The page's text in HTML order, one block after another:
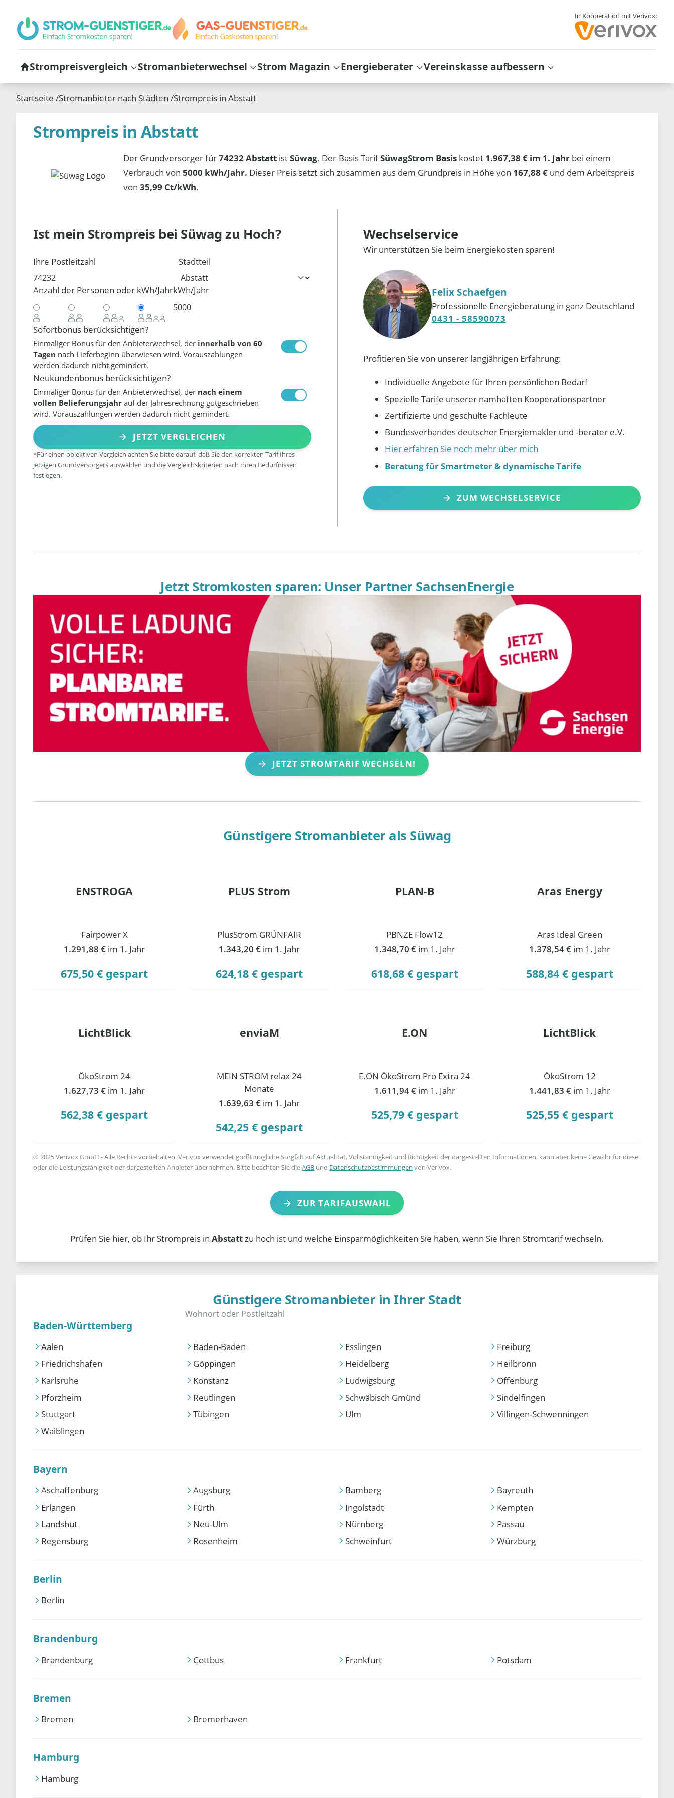
In Kooperation mit Verivox:
Strompreisvergleich Stromanbieterwechsel Strom Magazin Energieberater Vereinskasse aufbessern
Startseite /Stromanbieter nach Städten /Strompreis in Abstatt
Strompreis in Abstatt
Der Grundversorger für74232 Abstatt istSüwag. Der Basis TarifSüwagStrom Basis kostet 1.967,38 € im 1. Jahr bei einem
Verbrauch von5000 kWh/Jahr. Dieser Preis setzt sich zusammen aus dem Grundpreis in Höhe von 167,88 € und dem Arbeitspreis
von35,99 Ct/kWh.
Ist mein Strompreis bei Süwagzu Hoch?
Ihre Postleitzahl Stadtteil
Anzahl der Personen oder kWh/JahrkWh/Jahr
Sofortbonus berücksichtigen?
Einmaliger Bonus für den Anbieterwechsel, der innerhalb von 60
Tagen nach Lieferbeginn überwiesen wird. Vorauszahlungen
werden dadurch nicht gemindert.
Neukundenbonus berücksichtigen?
Einmaliger Bonus für den Anbieterwechsel, der nach einem
vollen Belieferungsjahr auf der Jahresrechnung gutgeschrieben
wird. Vorauszahlungen werden dadurch nicht gemindert.
JETZT VERGLEICHEN
*Für einen objektiven Vergleich achten Sie bitte darauf, daß Sie den korrekten Tarif Ihres
jetzigen Grundversorgers auswählen und die Vergleichskriterien nach Ihren Bedürfnissen
festlegen.
Wechselservice
Wir unterstützen Sie beim Energiekosten sparen!
Felix Schaefgen
Professionelle Energieberatung in ganz Deutschland
0431 - 58590073
Profitieren Sie von unserer langjährigen Erfahrung:
Individuelle Angebote für Ihren persönlichen Bedarf
Spezielle Tarife unserer namhaften Kooperationspartner
Zertifizierte und geschulte Fachleute
Bundesverbandes deutscher Energiemakler und -berater e.V.
Hier erfahren Sie noch mehr über mich
Beratung für Smartmeter & dynamische Tarife
ZUM WECHSELSERVICE
Jetzt Stromkosten sparen: Unser Partner SachsenEnergie
JETZT STROMTARIF WECHSELN!
Günstigere Stromanbieter als Süwag
ENSTROGA
Fairpower X
1.291,88 € im 1. Jahr
675,50 € gespart
PLUS Strom
PlusStrom GRÜNFAIR
1.343,20 € im 1. Jahr
624,18 € gespart
PLAN-B
PBNZE Flow12
1.348,70 € im 1. Jahr
618,68 € gespart
Aras Energy
Aras Ideal Green
1.378,54 € im 1. Jahr
588,84 € gespart
LichtBlick
ÖkoStrom 24
1.627,73 € im 1. Jahr
562,38 € gespart
enviaM
MEIN STROM relax 24
Monate
1.639,63 € im 1. Jahr
542,25 € gespart
E.ON
E.ON ÖkoStrom Pro Extra 24
1.611,94 € im 1. Jahr
525,79 € gespart
LichtBlick
ÖkoStrom 12
1.441,83 € im 1. Jahr
525,55 € gespart
© 2025 Verivox GmbH - Alle Rechte vorbehalten. Verivox verwendet größtmögliche Sorgfalt auf Aktualität, Vollständigkeit und Richtigkeit der dargestellten Informationen, kann aber keine Gewähr für diese
oder die Leistungsfähigkeit der dargestellten Anbieter übernehmen. Bitte beachten Sie dieAGB und Datenschutzbestimmungen von Verivox.
ZUR TARIFAUSWAHL
Prüfen Sie hier, ob Ihr Strompreis in Abstattzu hoch ist und welche Einsparmöglichkeiten Sie haben, wenn Sie Ihren Stromtarif wechseln.
Günstigere Stromanbieter in Ihrer Stadt
Baden-Württemberg
Aalen Baden-Baden Esslingen
Freiburg
Friedrichshafen
Göppingen Heidelberg
Heilbronn
Karlsruhe
Konstanz Ludwigsburg
Offenburg
Pforzheim
Reutlingen Schwäbisch Gmünd
Sindelfingen
Stuttgart
Tübingen Ulm
Villingen-Schwenningen
Waiblingen
Bayern
Aschaffenburg Augsburg Bamberg
Bayreuth
Erlangen
Fürth Ingolstadt
Kempten
Landshut
Neu-Ulm Nürnberg
Passau
Regensburg
Rosenheim Schweinfurt Würzburg
Berlin
Berlin
Brandenburg
Brandenburg Cottbus Frankfurt Potsdam
Bremen
Bremen Bremerhaven
Hamburg
Hamburg